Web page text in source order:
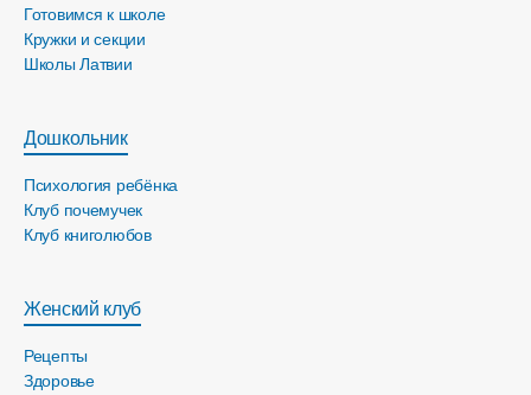
Готовимся к школе
Кружки и секции
Школы Латвии
Дошкольник
Психология ребёнка
Клуб почемучек
Клуб книголюбов
Женский клуб
Рецепты
Здоровье